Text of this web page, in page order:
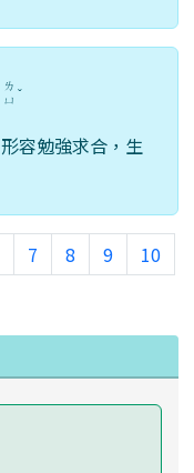
ㄌ
ㄩ ˇ
容勉強求合，生
7 8 9
10